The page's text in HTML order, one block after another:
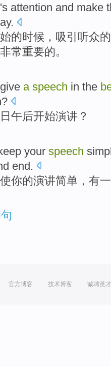
's attention and make
.
的时候， 吸引 听众的
非常重要的。
a speech in the
午后开始演讲？
your speech
end.
使你的演讲简单 ， 有
官方博客 技术博客 诚聘英才